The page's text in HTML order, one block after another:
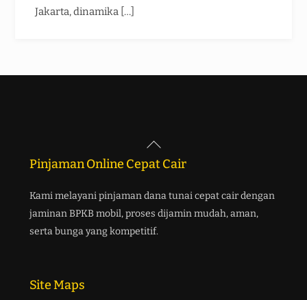
Jakarta, dinamika […]
Pinjaman Online Cepat Cair
Kami melayani pinjaman dana tunai cepat cair dengan
jaminan BPKB mobil, proses dijamin mudah, aman,
serta bunga yang kompetitif.
Site Maps
Back
To